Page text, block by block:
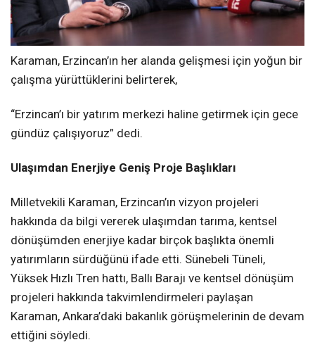
Karaman, Erzincan’ın her alanda gelişmesi için yoğun bir
çalışma yürüttüklerini belirterek,
“Erzincan’ı bir yatırım merkezi haline getirmek için gece
gündüz çalışıyoruz” dedi.
Ulaşımdan Enerjiye Geniş Proje Başlıkları
Milletvekili Karaman, Erzincan’ın vizyon projeleri
hakkında da bilgi vererek ulaşımdan tarıma, kentsel
dönüşümden enerjiye kadar birçok başlıkta önemli
yatırımların sürdüğünü ifade etti. Sünebeli Tüneli,
Yüksek Hızlı Tren hattı, Ballı Barajı ve kentsel dönüşüm
projeleri hakkında takvimlendirmeleri paylaşan
Karaman, Ankara’daki bakanlık görüşmelerinin de devam
ettiğini söyledi.